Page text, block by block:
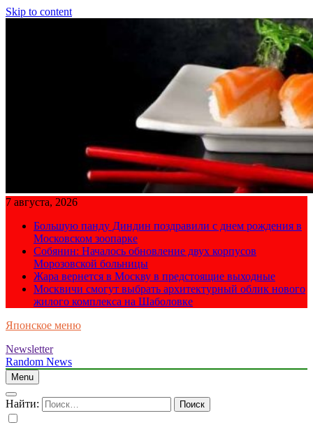
Skip to content
7 августа, 2026
Большую панду Диндин поздравили с днем рождения в
Московском зоопарке
Собянин: Началось обновление двух корпусов
Морозовской больницы
Жара вернется в Москву в предстоящие выходные
Москвичи смогут выбрать архитектурный облик нового
жилого комплекса на Шаболовке
Японское меню
Newsletter
Random News
Menu
Найти: